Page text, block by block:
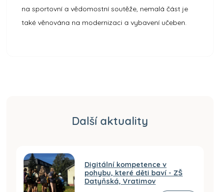
na sportovní a vědomostní soutěže, nemalá část je
také věnována na modernizaci a vybavení učeben.
Další aktuality
Digitální kompetence v
pohybu, které děti baví - ZŠ
Datyňská, Vratimov